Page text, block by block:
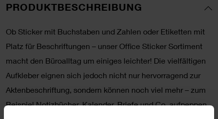
PRODUKTBESCHREIBUNG
Ob Sticker mit Buchstaben und Zahlen oder Etiketten mit
Platz für Beschriftungen – unser Office Sticker Sortiment
macht den Büroalltag um einiges leichter! Die vielfältigen
Aufkleber eignen sich jedoch nicht nur hervorragend zur
Aktenbeschriftung, sondern können noch viel mehr – zum
Beispiel Notizbücher, Kalender, Briefe und Co. aufpeppen.